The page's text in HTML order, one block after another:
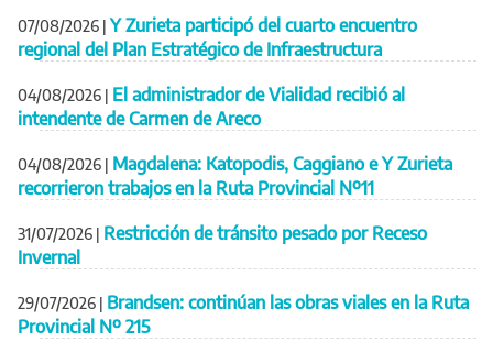
07/08/2026 | Y Zurieta participó del cuarto encuentro
regional del Plan Estratégico de Infraestructura
04/08/2026 | El administrador de Vialidad recibió al
intendente de Carmen de Areco
04/08/2026 | Magdalena: Katopodis, Caggiano e Y Zurieta
recorrieron trabajos en la Ruta Provincial Nº11
31/07/2026 | Restricción de tránsito pesado por Receso
Invernal
29/07/2026 | Brandsen: continúan las obras viales en la Ruta
Provincial Nº 215